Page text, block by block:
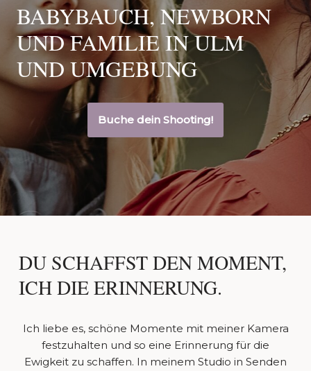
BABYBAUCH, NEWBORN
UND FAMILIE IN ULM
UND UMGEBUNG
Buche dein Shooting!
DU SCHAFFST DEN MOMENT,
ICH DIE ERINNERUNG.
Ich liebe es, schöne Momente mit meiner Kamera
festzuhalten und so eine Erinnerung für die
Ewigkeit zu schaffen. In meinem Studio in Senden